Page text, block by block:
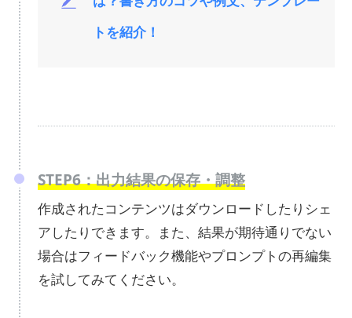
トを紹介！
STEP6：出力結果の保存・調整
作成されたコンテンツはダウンロードしたりシェ
アしたりできます。また、結果が期待通りでない
場合はフィードバック機能やプロンプトの再編集
を試してみてください。